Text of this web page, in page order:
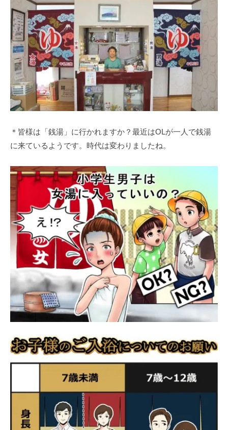
＊皆様は「銭湯」に行かれますか？最近はOLが一人で銭湯
に来ているようです。時代は変わりましたね。